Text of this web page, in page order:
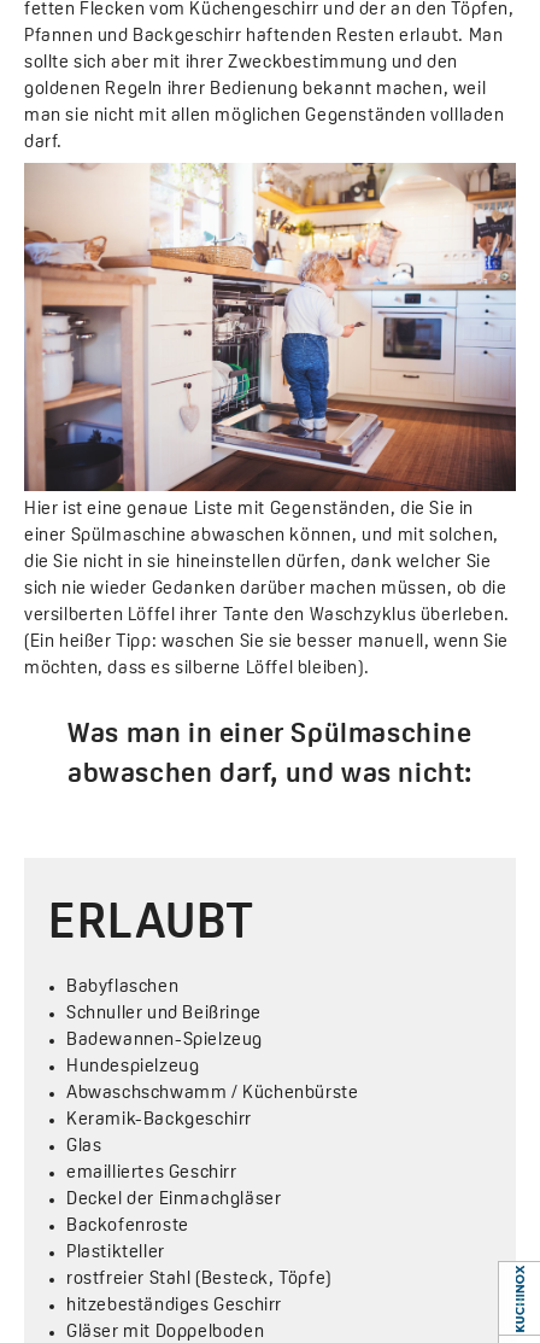
fetten Flecken vom Küchengeschirr und der an den Töpfen,
Pfannen und Backgeschirr haftenden Resten erlaubt. Man
sollte sich aber mit ihrer Zweckbestimmung und den
goldenen Regeln ihrer Bedienung bekannt machen, weil
man sie nicht mit allen möglichen Gegenständen vollladen
darf.
Hier ist eine genaue Liste mit Gegenständen, die Sie in
einer Spülmaschine abwaschen können, und mit solchen,
die Sie nicht in sie hineinstellen dürfen, dank welcher Sie
sich nie wieder Gedanken darüber machen müssen, ob die
versilberten Löffel ihrer Tante den Waschzyklus überleben.
(Ein heißer Tipp: waschen Sie sie besser manuell, wenn Sie
möchten, dass es silberne Löffel bleiben).
Was man in einer Spülmaschine
abwaschen darf, und was nicht:
ERLAUBT
Babyflaschen
Schnuller und Beißringe
Badewannen-Spielzeug
Hundespielzeug
Abwaschschwamm / Küchenbürste
Keramik-Backgeschirr
Glas
emailliertes Geschirr
Deckel der Einmachgläser
Backofenroste
Plastikteller
rostfreier Stahl (Besteck, Töpfe)
hitzebeständiges Geschirr
Gläser mit Doppelboden